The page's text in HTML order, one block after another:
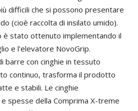
difficili che si possono presentare
(cioè raccolta di insilato umido).
è stato ottenuto implementando il
e l'elevatore NovoGrip.
barre con cinghie in tessuto
continuo, trasforma il prodotto
e stabili. Le cinghie
spesse della Comprima X-treme